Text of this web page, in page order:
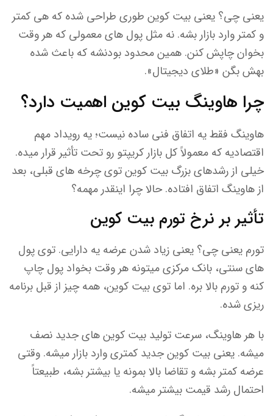
یعنی چی؟ یعنی بیت کوین طوری طراحی شده که هی کمتر
و کمتر وارد بازار بشه. نه مثل پول های معمولی که هر وقت
بخوان چاپش کنن. همین محدود بودنشه که باعث شده
بهش بگن «طلای دیجیتال».
چرا هاوینگ بیت کوین اهمیت دارد؟
هاوینگ فقط یه اتفاق فنی ساده نیست؛ یه رویداد مهم
اقتصادیه که معمولاً کل بازار کریپتو رو تحت تأثیر قرار میده.
خیلی از رشدهای بزرگ بیت کوین توی چرخه های قبلی، بعد
از هاوینگ اتفاق افتاده. حالا چرا اینقدر مهمه؟
تأثیر بر نرخ تورم بیت کوین
تورم یعنی چی؟ یعنی زیاد شدن عرضه یه دارایی. توی پول
های سنتی، بانک مرکزی میتونه هر وقت بخواد پول چاپ
کنه و تورم بالا بره. اما توی بیت کوین، همه چیز از قبل برنامه
ریزی شده.
با هر هاوینگ، سرعت تولید بیت کوین های جدید نصف
میشه. یعنی بیت کوین جدید کمتری وارد بازار میشه. وقتی
عرضه کمتر بشه و تقاضا بالا بمونه یا بیشتر بشه، طبیعتاً
احتمال رشد قیمت بیشتر میشه.